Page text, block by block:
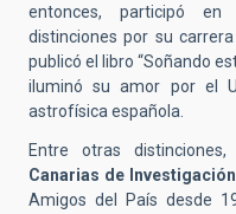
entonces, participó en
distinciones por su
publicó el libro “Soñando
iluminó su amor por el
astrofísica española.
Entre otras
Canarias de Investigación
Amigos del País desde